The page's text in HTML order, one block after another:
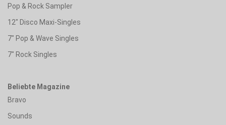
Pop & Rock Sampler
12" Disco Maxi-Singles
7" Pop & Wave Singles
7" Rock Singles
Beliebte Magazine
Bravo
Sounds